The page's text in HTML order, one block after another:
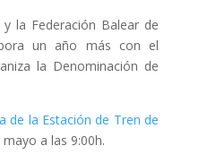
la Federación Balear de
un año más con el
la Denominación de
de la Estación de Tren de
a las 9:00h.